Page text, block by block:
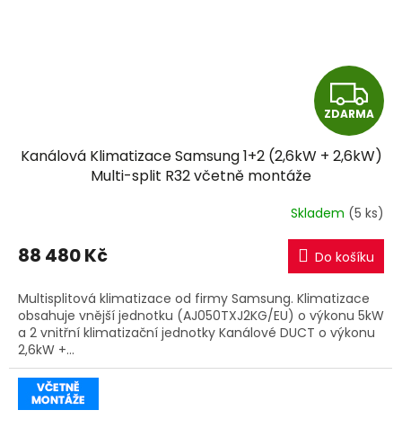
Z
D
A
R
M
A
ZDARMA
Kanálová Klimatizace Samsung 1+2 (2,6kW + 2,6kW)
Multi-split R32 včetně montáže
Skladem (5 ks)
88 480 Kč Do košíku
Multisplitová klimatizace od firmy Samsung. Klimatizace
obsahuje vnější jednotku (AJ050TXJ2KG/EU) o výkonu 5kW
a 2 vnitřní klimatizační jednotky Kanálové DUCT o výkonu
2,6kW +...